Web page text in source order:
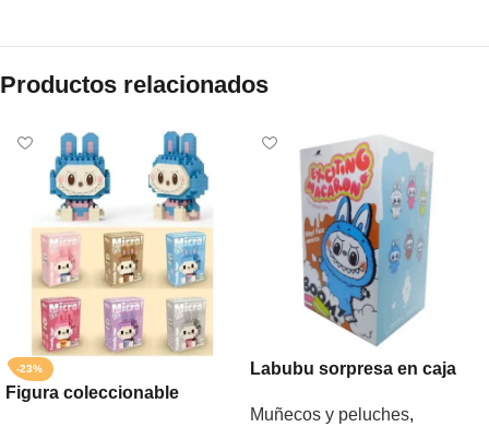
Productos relacionados
-23%
Figura coleccionable
Labubu sorpresa en caja
Muñecos y peluches,